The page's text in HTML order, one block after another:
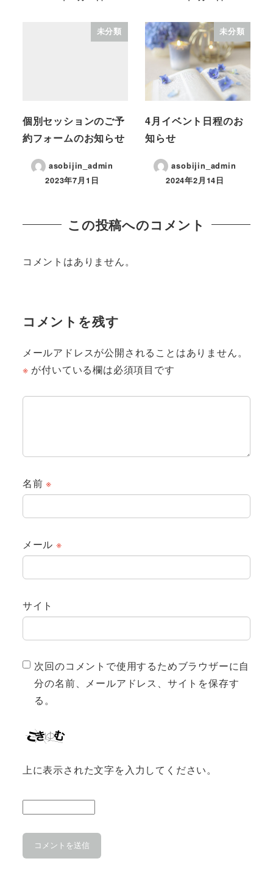
未分類
個別セッションのご予
約フォームのお知らせ
asobijin_admin
2023年7月1日
未分類
4月イベント日程のお
知らせ
asobijin_admin
2024年2月14日
この投稿へのコメント
コメントはありません。
コメントを残す
メールアドレスが公開されることはありません。
※ が付いている欄は必須項目です
名前※
メール ※
サイト
次回のコメントで使用するためブラウザーに自
分の名前、メールアドレス、サイトを保存す
る。
上に表示された文字を入力してください。